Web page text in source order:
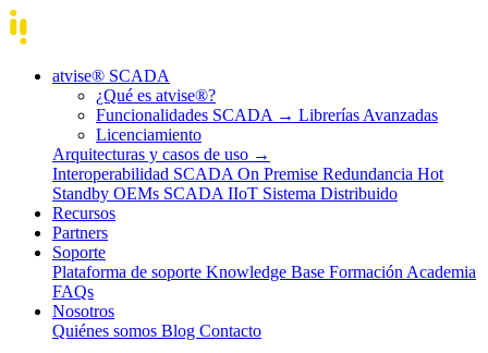
atvise® SCADA
¿Qué es atvise®?
Funcionalidades SCADA → Librerías Avanzadas
Licenciamiento
Arquitecturas y casos de uso →
Interoperabilidad SCADA On Premise Redundancia Hot
Standby OEMs SCADA IIoT Sistema Distribuido
Recursos
Partners
Soporte
Plataforma de soporte Knowledge Base Formación Academia
FAQs
Nosotros
Quiénes somos Blog Contacto